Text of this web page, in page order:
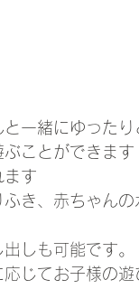
一緒にゆったり
ことができます
ます
き、赤ちゃん
しも可能です。
じてお子様の遊